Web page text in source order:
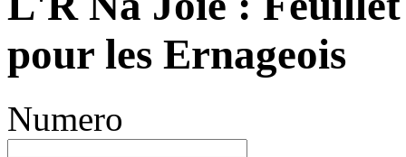
pour les Ernageois
Numero